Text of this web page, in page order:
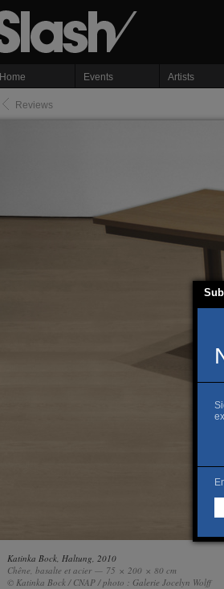
Home Events Artists
Reviews
Katinka Bock, Haltung, 2010
Chêne, basalte et acier — 75 × 200 × 80 cm
© Katinka Bock / CNAP / photo : Galerie Jocelyn Wolff